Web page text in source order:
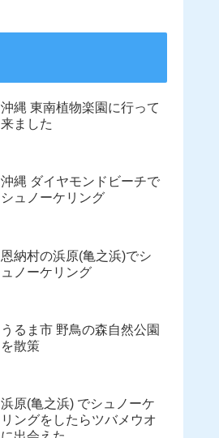
沖縄 東南植物楽園に行って
来ました
沖縄 ダイヤモンドビーチで
シュノーケリング
恩納村の浜原(亀之浜)でシ
ュノーケリング
うるま市 野鳥の森自然公園
を散策
浜原(亀之浜) でシュノーケ
リングをしたらツバメウオ